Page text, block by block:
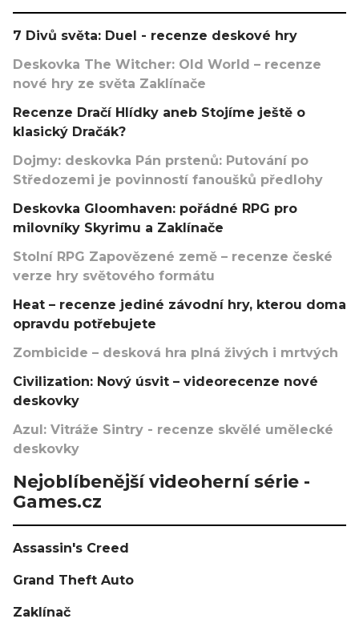
7 Divů světa: Duel - recenze deskové hry
Deskovka The Witcher: Old World – recenze
nové hry ze světa Zaklínače
Recenze Dračí Hlídky aneb Stojíme ještě o
klasický Dračák?
Dojmy: deskovka Pán prstenů: Putování po
Středozemi je povinností fanoušků předlohy
Deskovka Gloomhaven: pořádné RPG pro
milovníky Skyrimu a Zaklínače
Stolní RPG Zapovězené země – recenze české
verze hry světového formátu
Heat – recenze jediné závodní hry, kterou doma
opravdu potřebujete
Zombicide – desková hra plná živých i mrtvých
Civilization: Nový úsvit – videorecenze nové
deskovky
Azul: Vitráže Sintry - recenze skvělé umělecké
deskovky
Nejoblíbenější videoherní série -
Games.cz
Assassin's Creed
Grand Theft Auto
Zaklínač